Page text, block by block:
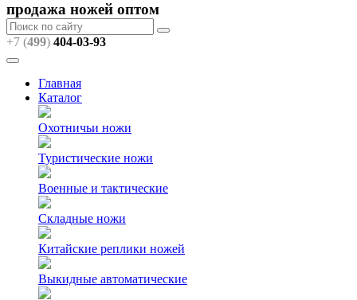
продажа ножей оптом
+7 (499) 404-03-93
Главная
Каталог
Охотничьи ножи
Туристические ножи
Военные и тактические
Складные ножи
Китайские реплики ножей
Выкидные автоматические